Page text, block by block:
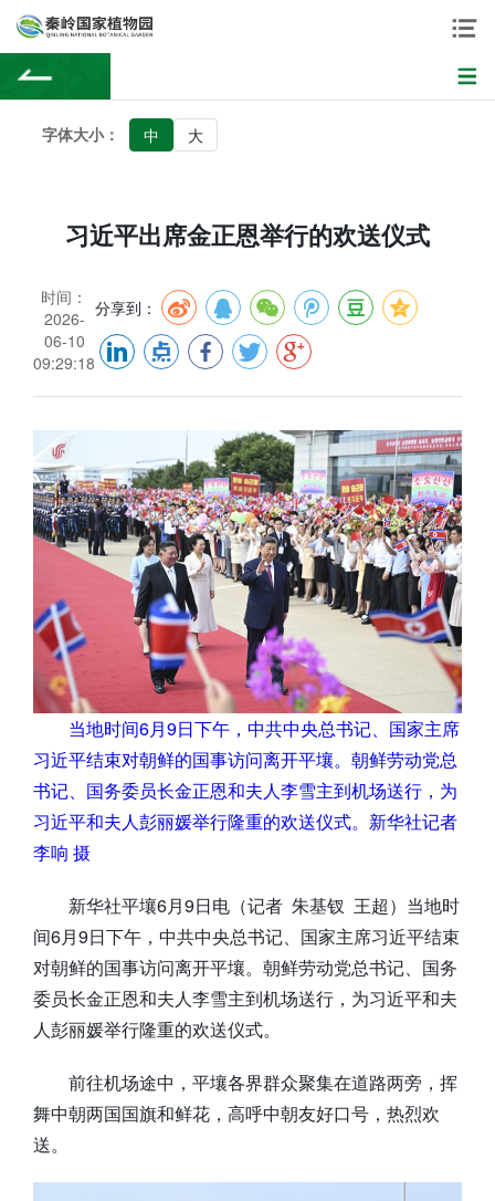
字体大小： 中 大
习近平出席金正恩举行的欢送仪式
时间：
2026-
06-10
09:29:18
分享到：
当地时间6月9日下午，中共中央总书记、国家主席
习近平结束对朝鲜的国事访问离开平壤。朝鲜劳动党总
书记、国务委员长金正恩和夫人李雪主到机场送行，为
习近平和夫人彭丽媛举行隆重的欢送仪式。新华社记者
李响 摄
新华社平壤6月9日电（记者 朱基钗 王超）当地时
间6月9日下午，中共中央总书记、国家主席习近平结束
对朝鲜的国事访问离开平壤。朝鲜劳动党总书记、国务
委员长金正恩和夫人李雪主到机场送行，为习近平和夫
人彭丽媛举行隆重的欢送仪式。
前往机场途中，平壤各界群众聚集在道路两旁，挥
舞中朝两国国旗和鲜花，高呼中朝友好口号，热烈欢
送。